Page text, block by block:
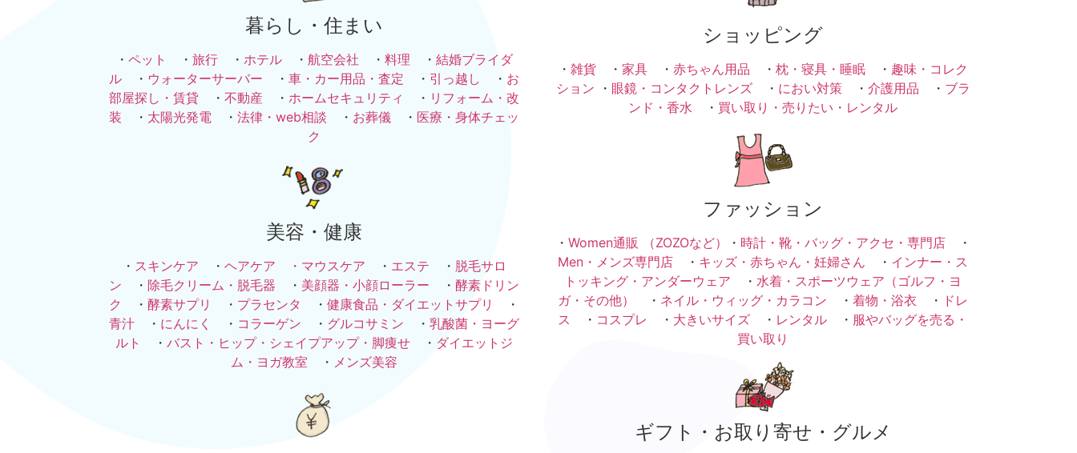
暮らし・住まい
・ ペット ・ 旅行 ・ ホテル ・ 航空会社 ・ 料理 ・ 結婚ブライダ
ル ・ ウォーターサーバー ・ 車・カー用品・査定 ・ 引っ越し ・ お
部屋探し・賃貸 ・ 不動産 ・ ホームセキュリティ ・ リフォーム・改
装 ・ 太陽光発電 ・ 法律・web相談 ・ お葬儀 ・ 医療・身体チェッ
ク
美容・健康
・ スキンケア ・ ヘアケア ・ マウスケア ・ エステ ・ 脱毛サロ
ン ・ 除毛クリーム・脱毛器 ・ 美顔器・小顔ローラー ・ 酵素ドリン
ク
・ 酵素サプリ ・ プラセンタ ・ 健康食品・ダイエットサプリ
・
青汁 ・ にんにく ・ コラーゲン ・ グルコサミン ・ 乳酸菌・ヨーグ
ルト
・ バスト・ヒップ・シェイプアップ・脚痩せ ・ ダイエットジ
ム・ヨガ教室 ・ メンズ美容
ショッピング
・ 雑貨 ・ 家具 ・ 赤ちゃん用品 ・ 枕・寝具・睡眠 ・ 趣味・コレク
ション ・ 眼鏡・コンタクトレンズ・ におい対策・ 介護用品 ・ ブラ
ンド・香水 ・ 買い取り・売りたい・レンタル
ファッション
・ Women通販 （ZOZOなど） ・ 時計・靴・バッグ・アクセ・専門店・
Men・メンズ専門店 ・ キッズ・赤ちゃん・妊婦さん ・ インナー・ス
トッキング・アンダーウェア ・ 水着・スポーツウェア（ゴルフ・ヨ
ガ・その他）
・ ネイル・ウィッグ・カラコン ・ 着物・浴衣 ・ ドレ
ス ・ コスプレ ・ 大きいサイズ ・ レンタル ・ 服やバッグを売る・
買い取り
ギフト・お取り寄せ・グルメ